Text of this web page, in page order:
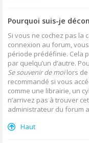
Pourquoi suis-je
Si vous ne cochez pas la
connexion au forum,
période prédéfinie. Cela
par quelqu’un d’autre.
Se souvenir de moilors de
recommandé si vous
comme une librairie, un
n’arrivez pas à trouver
administrateur du forum
Haut